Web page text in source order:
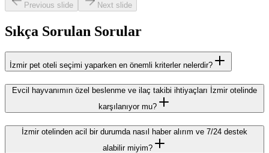
Previous slide Next slide
Sıkça Sorulan Sorular
İzmir pet oteli seçimi yaparken en önemli kriterler nelerdir?
Evcil hayvanımın özel beslenme ve ilaç takibi ihtiyaçları İzmir otelinde
karşılanıyor mu?
İzmir otelinden acil bir durumda nasıl haber alırım ve 7/24 destek
alabilir miyim?